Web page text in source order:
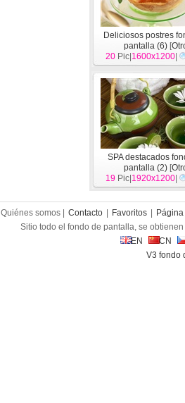
Deliciosos postres
pantalla (6) [
20 Pic| 1600x1200
SPA destacados
pantalla (2) [
19 Pic| 1920x1200
Quiénes somos | Contacto Favoritos
Sitio todo el fondo de pantalla, se
EN
CN
V3 fondo